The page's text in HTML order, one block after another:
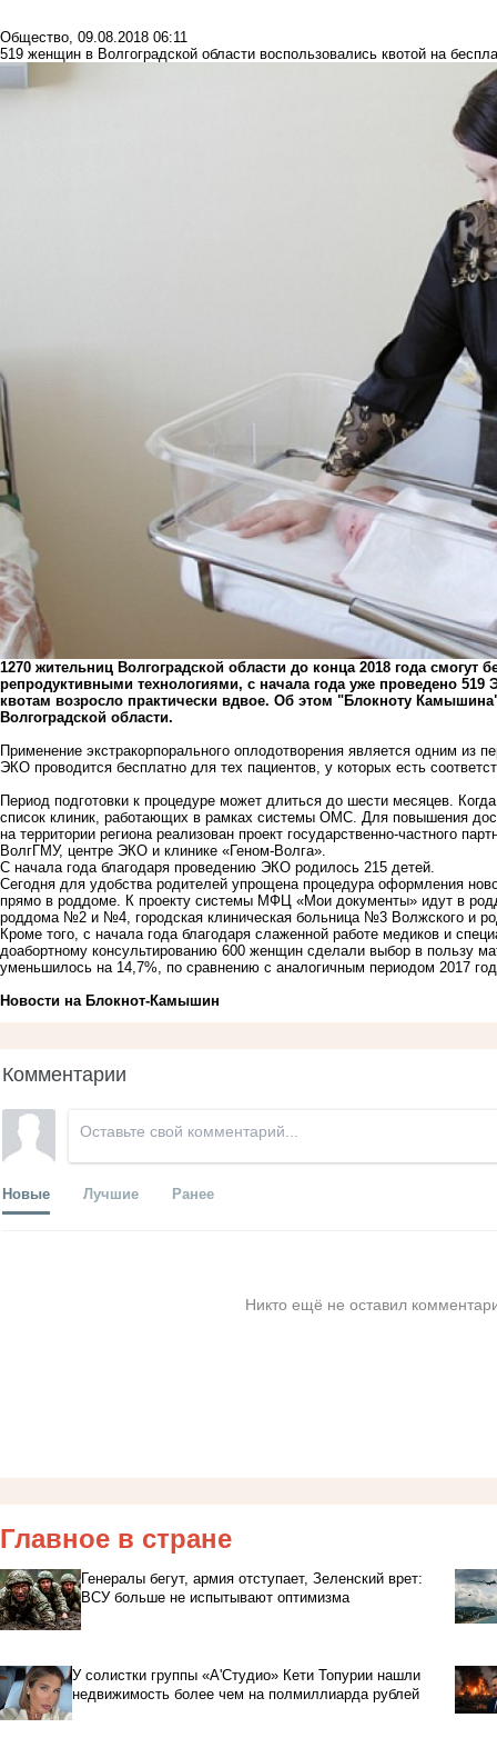
Общество, 09.08.2018 06:11
519 женщин в Волгоградской области воспользовались квотой на
1270 жительниц Волгоградской области до конца 2018 года смогут
репродуктивными технологиями, с начала года уже проведено
квотам возросло практически вдвое. Об этом "Блокноту
Волгоградской области.
Применение экстракорпорального оплодотворения является одним из
ЭКО проводится бесплатно для тех пациентов, у которых есть
Период подготовки к процедуре может длиться до шести месяцев.
список клиник, работающих в рамках системы ОМС. Для повышения
на территории региона реализован проект государственно-частного
ВолгГМУ, центре ЭКО и клинике «Геном-Волга».
С начала года благодаря проведению ЭКО родилось 215 детей.
Сегодня для удобства родителей упрощена процедура оформления
прямо в роддоме. К проекту системы МФЦ «Мои документы» идут в
роддома №2 и №4, городская клиническая больница №3 Волжского и
Кроме того, с начала года благодаря слаженной работе медиков и
доабортному консультированию 600 женщин сделали выбор в пользу
уменьшилось на 14,7%, по сравнению с аналогичным периодом 2017
Новости на Блoкнoт-Камышин
Комментарии
Новые Лучшие Ранее
Никто ещё не оставил
Главное в стране
Генералы бегут, армия отступает, Зеленский врет:
ВСУ больше не испытывают оптимизма
У солистки группы «А'Студио» Кети Топурии нашли
недвижимость более чем на полмиллиарда рублей